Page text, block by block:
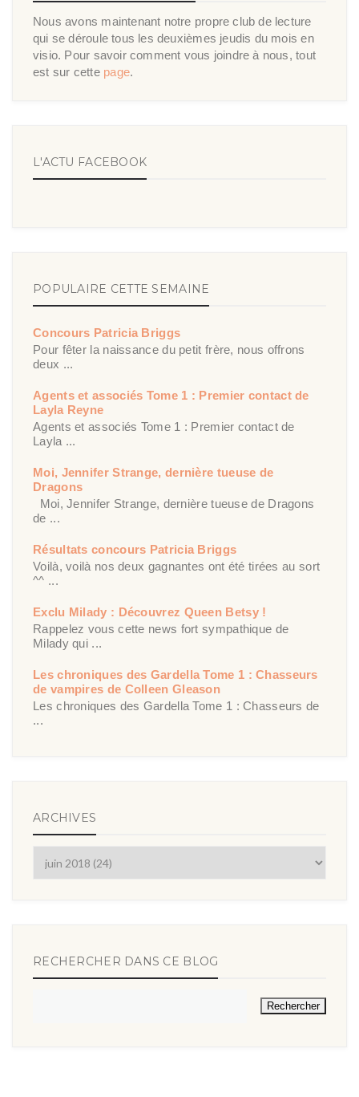
Nous avons maintenant notre propre club de lecture
qui se déroule tous les deuxièmes jeudis du mois en
visio. Pour savoir comment vous joindre à nous, tout
est sur cette page.
L'ACTU FACEBOOK
POPULAIRE CETTE SEMAINE
Concours Patricia Briggs
Pour fêter la naissance du petit frère, nous offrons
deux ...
Agents et associés Tome 1 : Premier contact de
Layla Reyne
Agents et associés Tome 1 : Premier contact de
Layla ...
Moi, Jennifer Strange, dernière tueuse de
Dragons
Moi, Jennifer Strange, dernière tueuse de Dragons
de ...
Résultats concours Patricia Briggs
Voilà, voilà nos deux gagnantes ont été tirées au sort
^^ ...
Exclu Milady : Découvrez Queen Betsy !
Rappelez vous cette news fort sympathique de
Milady qui ...
Les chroniques des Gardella Tome 1 : Chasseurs
de vampires de Colleen Gleason
Les chroniques des Gardella Tome 1 : Chasseurs de
...
ARCHIVES
RECHERCHER DANS CE BLOG